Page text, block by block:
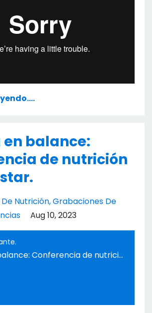
en balance:
de nutrición
Nutrición Grabaciones De
Aug 10, 2023
Tu vida en balance: Conferencia de nutrición y bienestar.